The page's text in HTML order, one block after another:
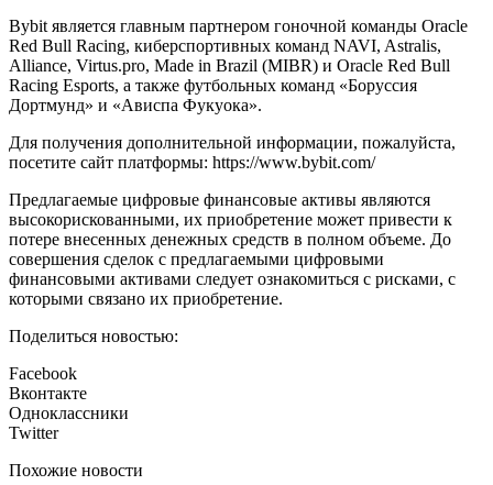
Bybit является главным партнером гоночной команды Oracle
Red Bull Racing, киберспортивных команд NAVI, Astralis,
Alliance, Virtus.pro, Made in Brazil (MIBR) и Oracle Red Bull
Racing Esports, а также футбольных команд «Боруссия
Дортмунд» и «Ависпа Фукуока».
Для получения дополнительной информации, пожалуйста,
посетите сайт платформы: https://www.bybit.com/
Предлагаемые цифровые финансовые активы являются
высокорискованными, их приобретение может привести к
потере внесенных денежных средств в полном объеме. До
совершения сделок с предлагаемыми цифровыми
финансовыми активами следует ознакомиться с рисками, с
которыми связано их приобретение.
Поделиться новостью:
Facebook
Вконтакте
Одноклассники
Twitter
Похожие новости